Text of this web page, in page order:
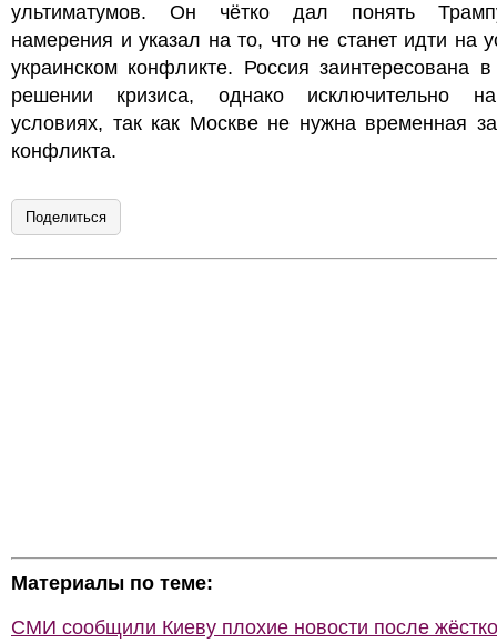
ультиматумов. Он чётко дал понять
намерения и указал на то, что не станет идти на
украинском конфликте. Россия заинтересована
решении кризиса, однако исключительно
условиях, так как Москве не нужна временная
конфликта.
Поделиться
Материалы по теме:
СМИ сообщили Киеву плохие новости после